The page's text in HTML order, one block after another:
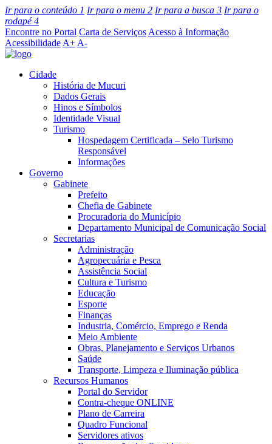
Ir para o conteúdo 1 Ir para o menu 2 Ir para a busca 3 Ir para o
rodapé4
Encontre no Portal Carta de Serviços Acesso à Informação
Acessibilidade A+ A-
Cidade
História de Mucuri
Dados Gerais
Hinos e Símbolos
Identidade Visual
Turismo
Hospedagem Certificada – Selo Turismo
Responsável
Informações
Governo
Gabinete
Prefeito
Chefia de Gabinete
Procuradoria do Município
Departamento Municipal de Comunicação Social
Secretarias
Administração
Agropecuária e Pesca
Assistência Social
Cultura e Turismo
Educação
Esporte
Finanças
Industria, Comércio, Emprego e Renda
Meio Ambiente
Obras, Planejamento e Serviços Urbanos
Saúde
Transporte, Limpeza e Iluminação pública
Recursos Humanos
Portal do Servidor
Contra-cheque ONLINE
Plano de Carreira
Quadro Funcional
Servidores ativos